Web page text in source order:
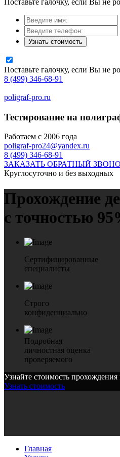
Поставьте галочку, если Вы не
Узнать стоимость
Поставьте галочку, если Вы не
8 (499) 346-68-91
poligraf-pro.ru
Тестирование на
Работаем с 2006 года
poligraf-pro24@yandex.ru
8 (499) 346-68-91
ЗАКАЗАТЬ ОБРАТНЫЙ
Круглосуточно и без выходных
Прохождение
с точностью
Сертифицированные
специалисты
Строго
конфиденциально
Подробная
личностная оценка
проверяемого
Узнайте стоимость
Узнать стоимость
Главная